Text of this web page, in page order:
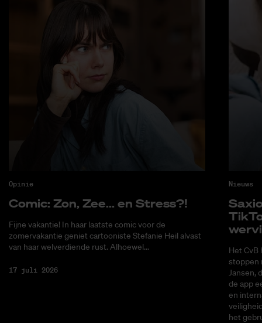
Opinie
Co­mic: Zon, Zee... en Stress?!
Fijne vakantie! In haar laatste comic voor de
zomervakantie geniet cartooniste Stefanie Heil alvast
van haar welverdiende rust. Alhoewel...
17 juli 2026
Nieuws
Het CvB
stoppen
Jansen,
de app
en
het